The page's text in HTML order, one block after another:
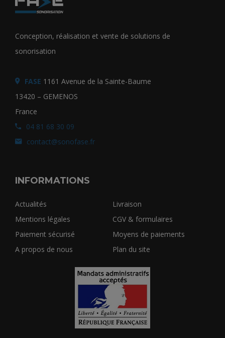
Conception, réalisation et vente de solutions de
sonorisation
FASE 1161 Avenue de la Sainte-Baume
13420 – GEMENOS
France
04 81 68 30 09
contact@sonofase.fr
INFORMATIONS
Actualités
Livraison
Mentions légales
CGV & formulaires
Paiement sécurisé
Moyens de paiements
A propos de nous
Plan du site